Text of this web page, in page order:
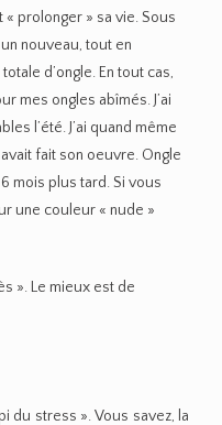
« prolonger » sa vie. Sous
nouveau, tout en
d’ongle. En tout cas,
mes ongles abîmés. J’ai
l’été. J’ai quand même
fait son oeuvre. Ongle
mois plus tard. Si vous
une couleur « nude »
». Le mieux est de
du stress ». Vous savez, la